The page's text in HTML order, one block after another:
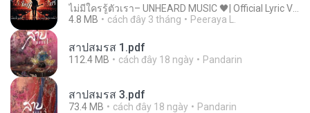
4.8 MB
cách đây 3 tháng Peeraya L.
สาปสมรส 1.pdf
112.4 MB cách đây 18 ngày Pandarin
สาปสมรส 3.pdf
73.4 MB cách đây 18 ngày Pandarin